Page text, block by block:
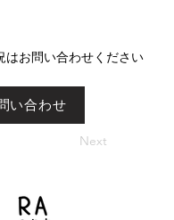
はお問い合わせください
い合わせ
Next